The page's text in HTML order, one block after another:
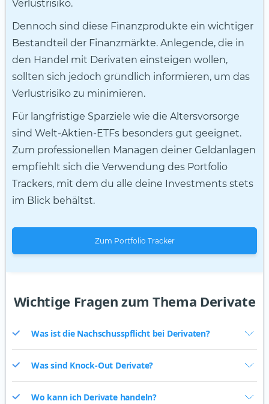
Verlustrisiko.
Dennoch sind diese Finanzprodukte ein wichtiger
Bestandteil der Finanzmärkte. Anlegende, die in
den Handel mit Derivaten einsteigen wollen,
sollten sich jedoch gründlich informieren, um das
Verlustrisiko zu minimieren.
Für langfristige Sparziele wie die Altersvorsorge
sind Welt-Aktien-ETFs besonders gut geeignet.
Zum professionellen Managen deiner Geldanlagen
empfiehlt sich die Verwendung des Portfolio
Trackers, mit dem du alle deine Investments stets
im Blick behältst.
Zum Portfolio Tracker
Wichtige Fragen zum Thema Derivate
Was ist die Nachschusspflicht bei Derivaten?
Was sind Knock-Out Derivate?
Wo kann ich Derivate handeln?